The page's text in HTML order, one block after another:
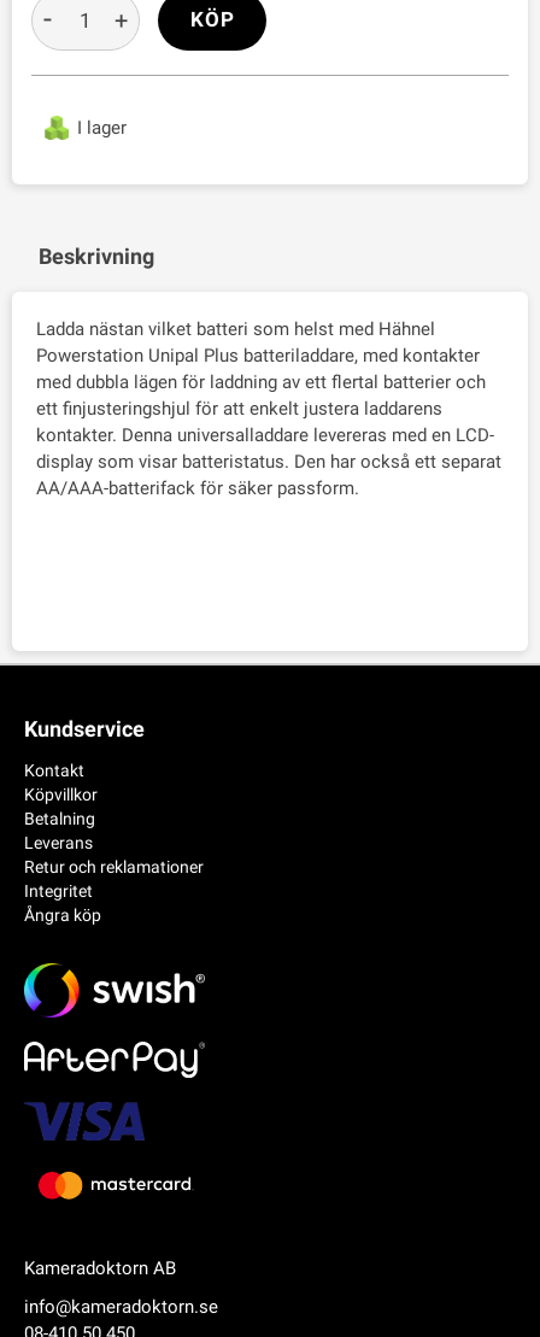
I lager
- + KÖP
Beskrivning
Ladda nästan vilket batteri som helst med Hähnel
Powerstation Unipal Plus batteriladdare, med kontakter
med dubbla lägen för laddning av ett flertal batterier och
ett finjusteringshjul för att enkelt justera laddarens
kontakter. Denna universalladdare levereras med en LCD-
display som visar batteristatus. Den har också ett separat
AA/AAA-batterifack för säker passform.
Kameradoktorn AB
info@kameradoktorn.se
Kundservice
Kontakt
Köpvillkor
Betalning
Leverans
Retur och reklamationer
Integritet
Ångra köp